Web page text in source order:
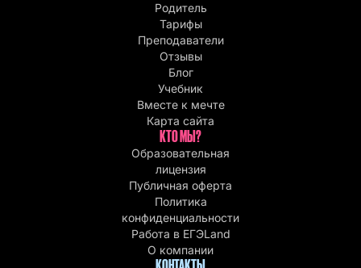
Родитель
Тарифы
Преподаватели
Отзывы
Блог
Учебник
Вместе к мечте
Карта сайта
КТО МЫ?
Образовательная
лицензия
Публичная оферта
Политика
конфиденциальности
Работа в EГЭLand
О компании